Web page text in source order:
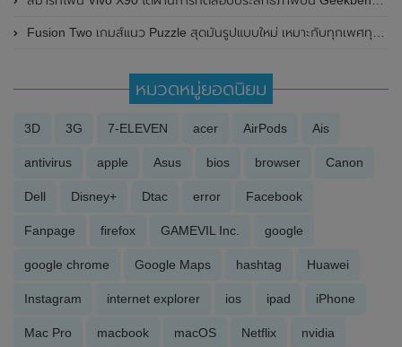
Fusion Two เกมส์แนว Puzzle สุดมันรูปแบบใหม่ เหมาะกับทุกเพศทุกวัย
หมวดหมู่ยอดนิยม
3D 3G 7-ELEVEN acer AirPods Ais
antivirus apple Asus bios browser Canon
Dell Disney+ Dtac error Facebook
Fanpage firefox GAMEVIL Inc. google
google chrome Google Maps hashtag Huawei
Instagram internet explorer ios ipad iPhone
Mac Pro macbook macOS Netflix nvidia